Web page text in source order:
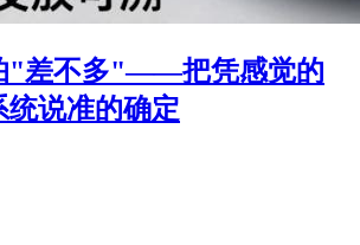
"差不多"——把凭感觉的
统说准的确定